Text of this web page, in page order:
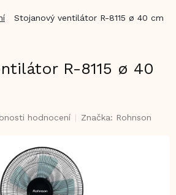
Stojanový ventilátor R-8115 ø 40 cm
R-8115 ø 40
hodnocení Značka: Rohnson